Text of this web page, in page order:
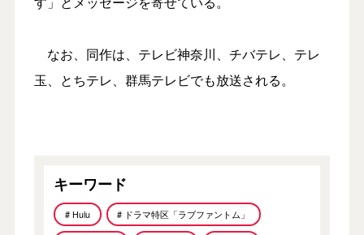
なお、同作は、テレビ神奈川、チバテレ、テレ
玉、とちテレ、群馬テレビでも放送される。
キーワード
# Hulu # ドラマ特区「ラブファントム」